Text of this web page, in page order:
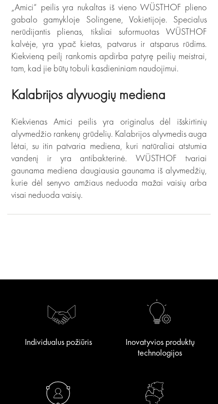
„Amici“ peilis yra nukaltas iš vieno WÜSTHOF plieno
gabalo gamykloje Solingene, Vokietijoje. Specialus
nerūdijantis plienas, tiksliai suformuotas WÜSTHOF
kalvėje, yra ypač kietas, patvarus ir atsparus rūdims.
Kiekvieną peilį rankomis apdirba patyrę peilių meistrai,
tam, kad jie būtų tobuli kasdieniniam naudojimui.
Kalabrijos alyvuogių mediena
Kiekvienas Amici peilis yra originalus dėl išskirtinių
alyvmedžio rankenų grūdelių. Kalabrijos alyvmedis auga
lėtai, su itin patvaria mediena, kuri natūraliai atstumia
vandenį ir yra antibakterinė. WÜSTHOF tvariai
gaunama mediena daugiausia gaunama iš alyvmedžių,
kurie dėl senyvo amžiaus neduoda mažai vaisių arba
visai neduoda vaisių.
Individualus požiūris
Inovatyvios produktų
technologijos